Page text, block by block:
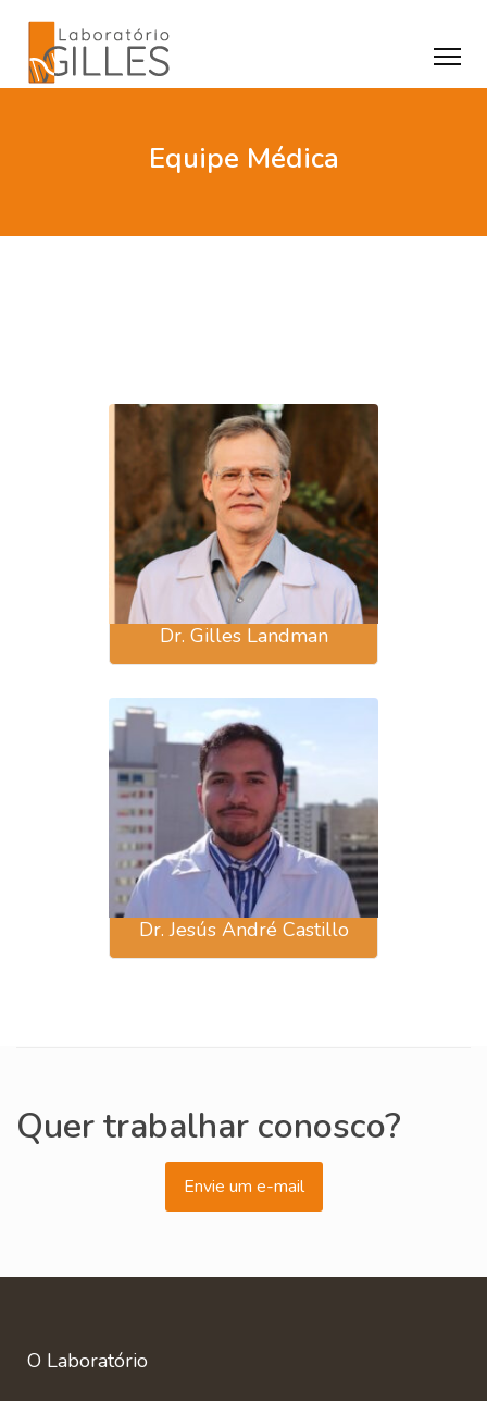
Equipe Médica
Dr. Gilles Landman
Dr. Jesús André Castillo
Quer trabalhar conosco?
Envie um e-mail
O Laboratório